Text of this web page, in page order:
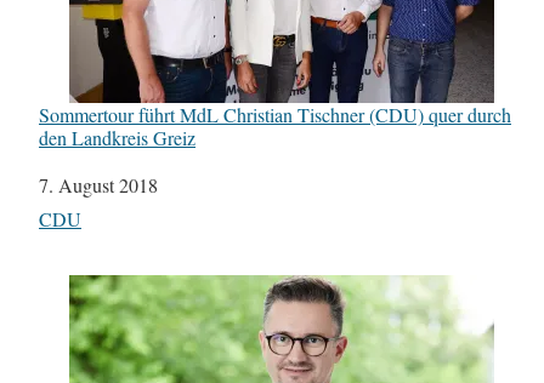
Sommertour führt MdL Christian Tischner (CDU) quer durch
den Landkreis Greiz
Datum
7. August 2018
In Bezug auf
CDU